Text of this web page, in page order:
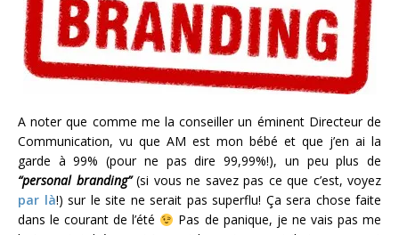
A noter que comme me la conseiller un éminent Directeur de
Communication, vu que AM est mon bébé et que j’en ai la
garde à 99% (pour ne pas dire 99,99%!), un peu plus de
“personal branding”(si vous ne savez pas ce que c’est, voyez
par là!) sur le site ne serait pas superflu! Ça sera chose faite
dans le courant de l’été
Pas de panique, je ne vais pas me